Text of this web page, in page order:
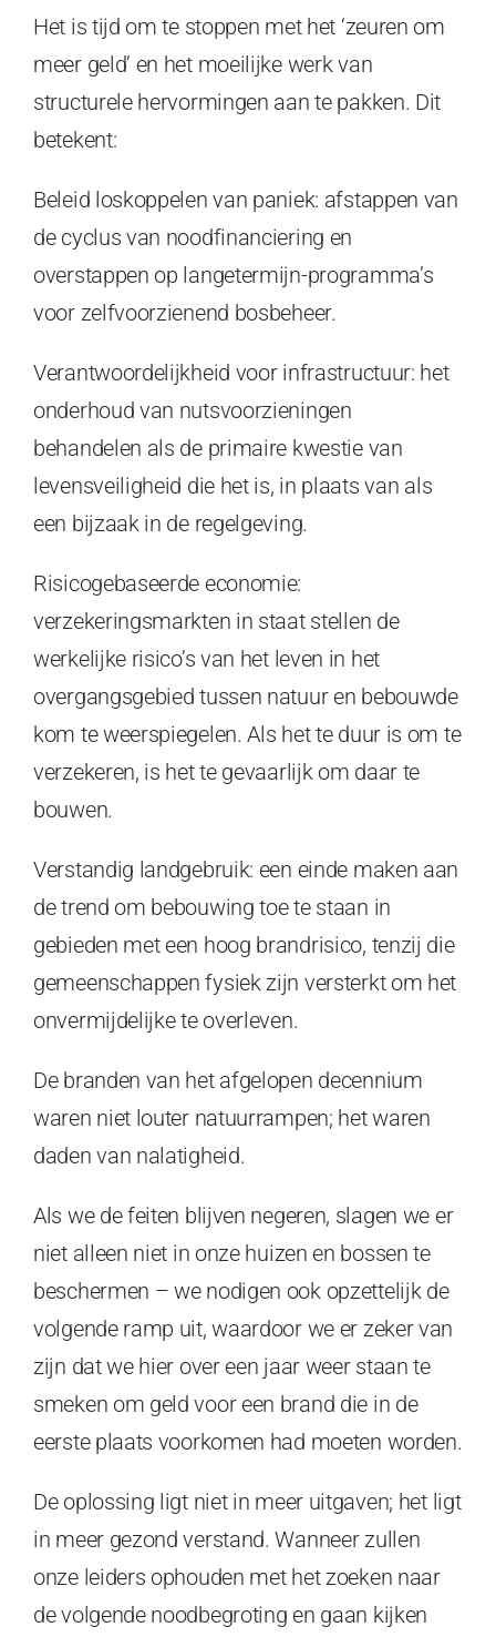
Het is tijd om te stoppen met het ‘zeuren om
meer geld’ en het moeilijke werk van
structurele hervormingen aan te pakken. Dit
betekent:
Beleid loskoppelen van paniek: afstappen van
de cyclus van noodfinanciering en
overstappen op langetermijn-programma’s
voor zelfvoorzienend bosbeheer.
Verantwoordelijkheid voor infrastructuur: het
onderhoud van nutsvoorzieningen
behandelen als de primaire kwestie van
levensveiligheid die het is, in plaats van als
een bijzaak in de regelgeving.
Risicogebaseerde economie:
verzekeringsmarkten in staat stellen de
werkelijke risico’s van het leven in het
overgangsgebied tussen natuur en bebouwde
kom te weerspiegelen. Als het te duur is om te
verzekeren, is het te gevaarlijk om daar te
bouwen.
Verstandig landgebruik: een einde maken aan
de trend om bebouwing toe te staan in
gebieden met een hoog brandrisico, tenzij die
gemeenschappen fysiek zijn versterkt om het
onvermijdelijke te overleven.
De branden van het afgelopen decennium
waren niet louter natuurrampen; het waren
daden van nalatigheid.
Als we de feiten blijven negeren, slagen we er
niet alleen niet in onze huizen en bossen te
beschermen – we nodigen ook opzettelijk de
volgende ramp uit, waardoor we er zeker van
zijn dat we hier over een jaar weer staan te
smeken om geld voor een brand die in de
eerste plaats voorkomen had moeten worden.
De oplossing ligt niet in meer uitgaven; het ligt
in meer gezond verstand. Wanneer zullen
onze leiders ophouden met het zoeken naar
de volgende noodbegroting en gaan kijken